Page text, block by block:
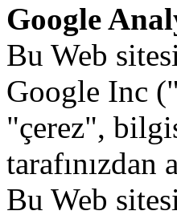
Google
Bu Web
Google Inc
"çerez",
tarafınızdan
Bu Web